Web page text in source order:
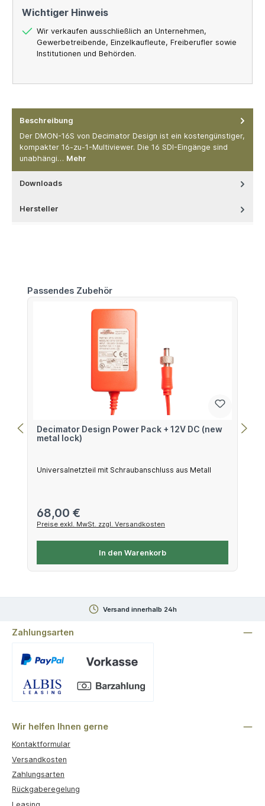
Wichtiger Hinweis
Wir verkaufen ausschließlich an Unternehmen,
Gewerbetreibende, Einzelkaufleute, Freiberufler sowie
Institutionen und Behörden.
Beschreibung
Der DMON-16S von Decimator Design ist ein kostengünstiger,
kompakter 16-zu-1-Multiviewer. Die 16 SDI-Eingänge sind
unabhängi… Mehr
Downloads
Hersteller
Produktgalerie überspringen
Passendes Zubehör
Decimator Design Power Pack + 12V DC (new
metal lock)
Universalnetzteil mit Schraubanschluss aus Metall
Regulärer Preis:
68,00 €
Preise exkl. MwSt. zzgl. Versandkosten
In den Warenkorb
Versand innerhalb 24h
Zahlungsarten
Wir helfen Ihnen gerne
Kontaktformular
Versandkosten
Zahlungsarten
Rückgaberegelung